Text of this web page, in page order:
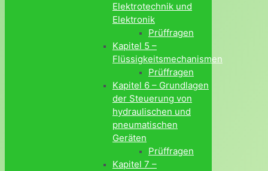
Elektrotechnik und
Elektronik
Prüffragen
Kapitel 5 –
Flüssigkeitsmechanismen
Prüffragen
Kapitel 6 – Grundlagen
der Steuerung von
hydraulischen und
pneumatischen
Geräten
Prüffragen
Kapitel 7 –